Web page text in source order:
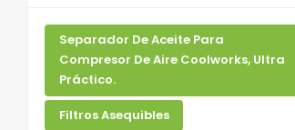
Separador De Aceite Para
Compresor De Aire Coolworks, Ultra
Práctico.
Filtros Asequibles